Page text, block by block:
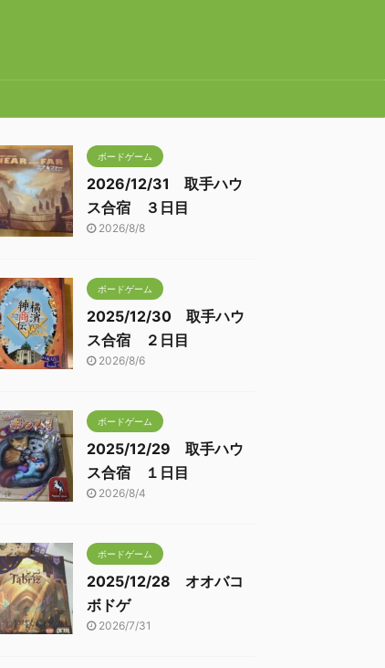
ボードゲーム
2026/12/31 取手ハウ
ス合宿 ３日目
2026/8/8
ボードゲーム
2025/12/30 取手ハウ
ス合宿 ２日目
2026/8/6
ボードゲーム
2025/12/29 取手ハウ
ス合宿 １日目
2026/8/4
ボードゲーム
2025/12/28 オオバコ
ボドゲ
2026/7/31